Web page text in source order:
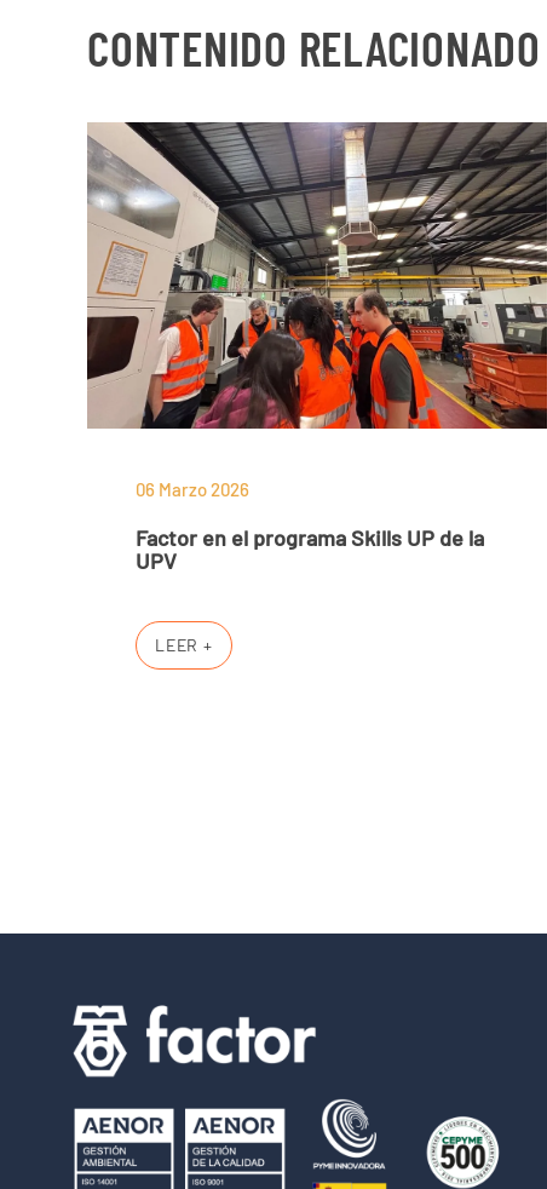
CONTENIDO RELACIONADO
06 Marzo 2026
Factor en el programa Skills UP de la
UPV
LEER +